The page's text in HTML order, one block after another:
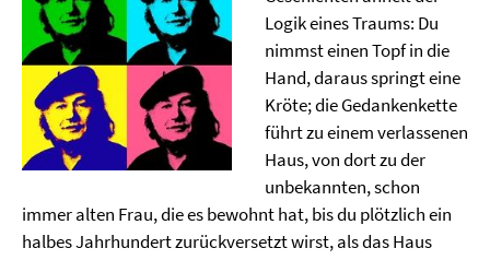
Logik eines Traums: Du
nimmst einen Topf in die
Hand, daraus springt eine
Kröte; die Gedankenkette
führt zu einem verlassenen
Haus, von dort zu der
unbekannten, schon
immer alten Frau, die es bewohnt hat, bis du plötzlich ein
halbes Jahrhundert zurückversetzt wirst, als das Haus